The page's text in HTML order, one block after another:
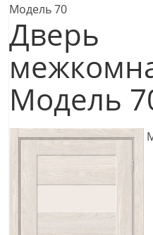
Модель 70
Дверь
Модель